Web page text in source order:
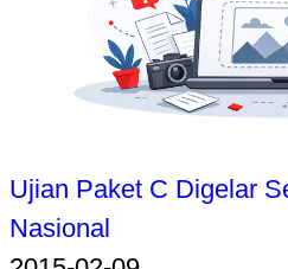
Ujian Paket C Digelar
Nasional